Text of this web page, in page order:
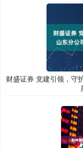
财盛证券 党建引领，守